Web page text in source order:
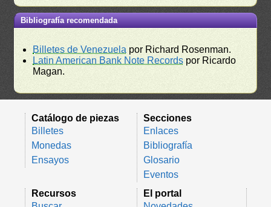
Bibliografía recomendada
Billetes de Venezuela por Richard Rosenman.
Latin American Bank Note Records por Ricardo
Magan.
Catálogo de piezas
Billetes
Monedas
Ensayos
Secciones
Enlaces
Bibliografía
Glosario
Eventos
Recursos
El portal